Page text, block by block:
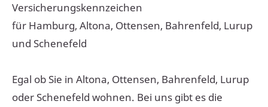
Versicherungskennzeichen
für Hamburg, Altona, Ottensen, Bahrenfeld, Lurup
und Schenefeld
Egal ob Sie in Altona, Ottensen, Bahrenfeld, Lurup
oder Schenefeld wohnen. Bei uns gibt es die